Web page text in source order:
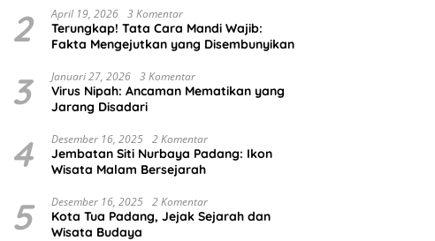
2 April 19, 2026 3 Komentar
Terungkap! Tata Cara Mandi Wajib:
Fakta Mengejutkan yang Disembunyikan
3 Januari 27, 2026 3 Komentar
Virus Nipah: Ancaman Mematikan yang
Jarang Disadari
4 Desember 16, 2025 2 Komentar
Jembatan Siti Nurbaya Padang: Ikon
Wisata Malam Bersejarah
5 Desember 16, 2025 2 Komentar
Kota Tua Padang, Jejak Sejarah dan
Wisata Budaya